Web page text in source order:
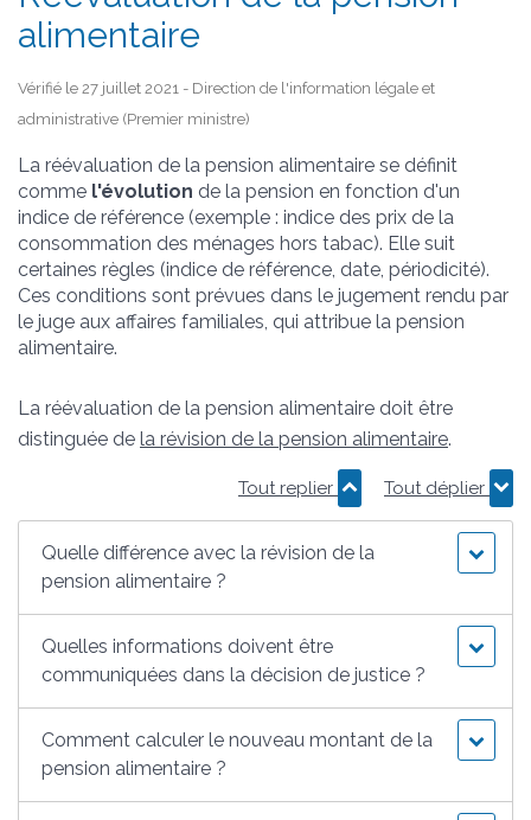
alimentaire
Vérifié le 27 juillet 2021 - Direction de l'information légale et
administrative (Premier ministre)
La réévaluation de la pension alimentaire se définit
comme l'évolution de la pension en fonction d'un
indice de référence (exemple : indice des prix de la
consommation des ménages hors tabac). Elle suit
certaines règles (indice de référence, date, périodicité).
Ces conditions sont prévues dans le jugement rendu par
le juge aux affaires familiales, qui attribue la pension
alimentaire.
La réévaluation de la pension alimentaire doit être
distinguée de la révision de la pension alimentaire.
Tout replier Tout déplier
Quelle différence avec la révision de la
pension alimentaire ?
Quelles informations doivent être
communiquées dans la décision de justice ?
Comment calculer le nouveau montant de la
pension alimentaire ?